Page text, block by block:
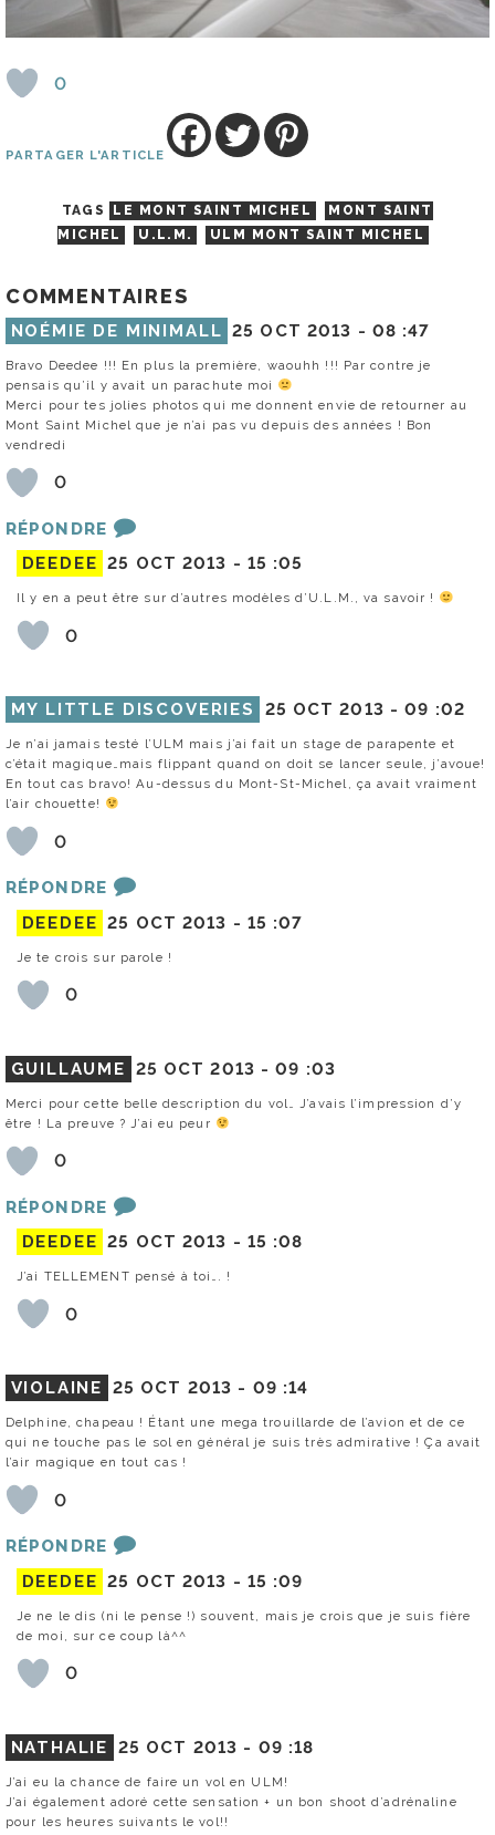
0
PARTAGER L'ARTICLE
TAGS LE MONT SAINT MICHEL
MONT SAINT
MICHEL
U.L.M. ULM MONT SAINT MICHEL
COMMENTAIRES
NOÉMIE DE MINIMALL 25 OCT 2013 - 08 :47
Bravo Deedee !!! En plus la première, waouhh !!! Par contre je
pensais qu’il y avait un parachute moi
Merci pour tes jolies photos qui me donnent envie de retourner au
Mont Saint Michel que je n’ai pas vu depuis des années ! Bon
vendredi
0
RÉPONDRE
DEEDEE 25 OCT 2013 - 15 :05
Il y en a peut être sur d’autres modèles d’U.L.M., va savoir !
0
MY LITTLE DISCOVERIES 25 OCT 2013 -09 :02
Je n’ai jamais testé l’ULM mais j’ai fait un stage de parapente et
c’était magique…mais flippant quand on doit se lancer seule, j’avoue!
En tout cas bravo! Au-dessus du Mont-St-Michel, ça avait vraiment
l’air chouette!
0
RÉPONDRE
DEEDEE 25 OCT 2013 - 15 :07
Je te crois sur parole !
0
GUILLAUME 25 OCT 2013 -09 :03
Merci pour cette belle description du vol… J’avais l’impression d’y
être ! La preuve ? J’ai eu peur
0
RÉPONDRE
DEEDEE 25 OCT 2013 - 15 :08
J’ai TELLEMENT pensé à toi…. !
0
VIOLAINE 25 OCT 2013 - 09 :14
Delphine, chapeau ! Étant une mega trouillarde de l’avion et de ce
qui ne touche pas le sol en général je suis très admirative ! Ça avait
l’air magique en tout cas !
0
RÉPONDRE
DEEDEE 25 OCT 2013 - 15 :09
Je ne le dis (ni le pense !) souvent, mais je crois que je suis fière
de moi, sur ce coup là^^
0
NATHALIE 25 OCT 2013 - 09 :18
J’ai eu la chance de faire un vol en ULM!
J’ai également adoré cette sensation + un bon shoot d’adrénaline
pour les heures suivants le vol!!